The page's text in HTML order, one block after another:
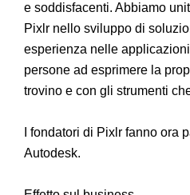
e soddisfacenti. Abbiamo
Pixlr nello sviluppo di
esperienza nelle
persone ad esprimere la
trovino e con gli strumenti
I fondatori di Pixlr fanno ora
Autodesk.